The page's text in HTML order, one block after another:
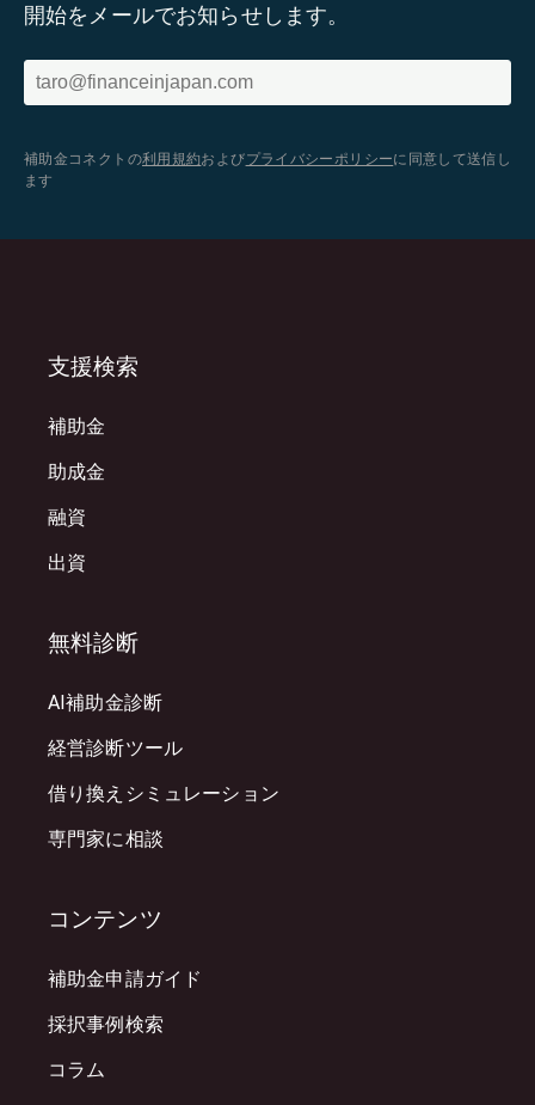
開始をメールでお知らせします。
補助金コネクトの利用規約およびプライバシーポリシーに同意して送信し
ます
支援検索
補助金
助成金
融資
出資
無料診断
AI補助金診断
経営診断ツール
借り換えシミュレーション
専門家に相談
コンテンツ
補助金申請ガイド
採択事例検索
コラム